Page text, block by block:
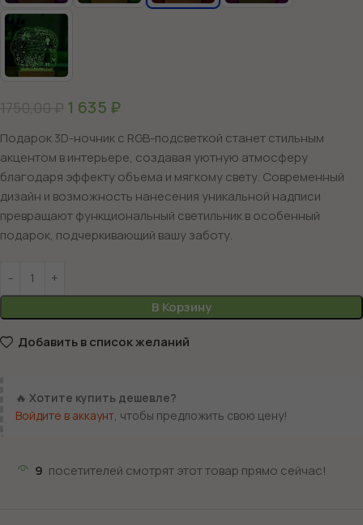
1750,00₽ 1 635 ₽
Подарок 3D-ночник с RGB-подсветкой станет стильным
акцентом в интерьере, создавая уютную атмосферу
благодаря эффекту объема и мягкому свету. Современный
дизайн и возможность нанесения уникальной надписи
превращают функциональный светильник в особенный
подарок, подчеркивающий вашу заботу.
В Корзину
Добавить в список желаний
🔥 Хотите купить дешевле?
Войдите в аккаунт , чтобы предложить свою цену!
9 посетителей смотрят этот товар прямо сейчас!